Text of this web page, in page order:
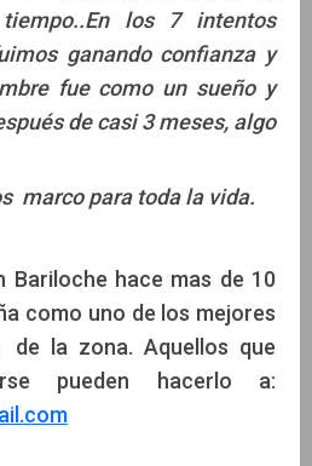
los 7 intentos
ganando confianza y
fue como un sueño y
de casi 3 meses, algo
marco para toda la vida.
Bariloche hace mas de 10
como uno de los mejores
de la zona. Aquellos que
pueden hacerlo a: